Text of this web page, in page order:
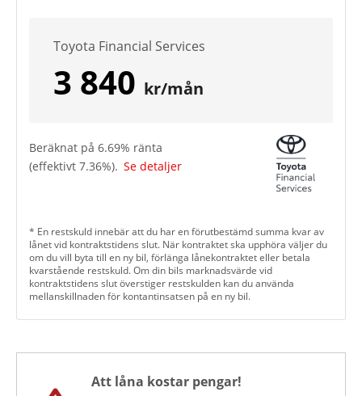
Toyota Financial Services
3 840 kr/mån
Beräknat på 6.69% ränta
(effektivt 7.36%). Se detaljer
* En restskuld innebär att du har en förutbestämd summa kvar av
lånet vid kontraktstidens slut. När kontraktet ska upphöra väljer du
om du vill byta till en ny bil, förlänga lånekontraktet eller betala
kvarstående restskuld. Om din bils marknadsvärde vid
kontraktstidens slut överstiger restskulden kan du använda
mellanskillnaden för kontantinsatsen på en ny bil.
Att låna kostar pengar!